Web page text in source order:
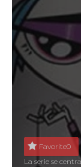
Favorite0
La serie se